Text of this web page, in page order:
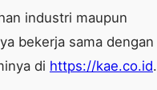
industri maupun
bekerja sama dengan
di https://kae.co.id.